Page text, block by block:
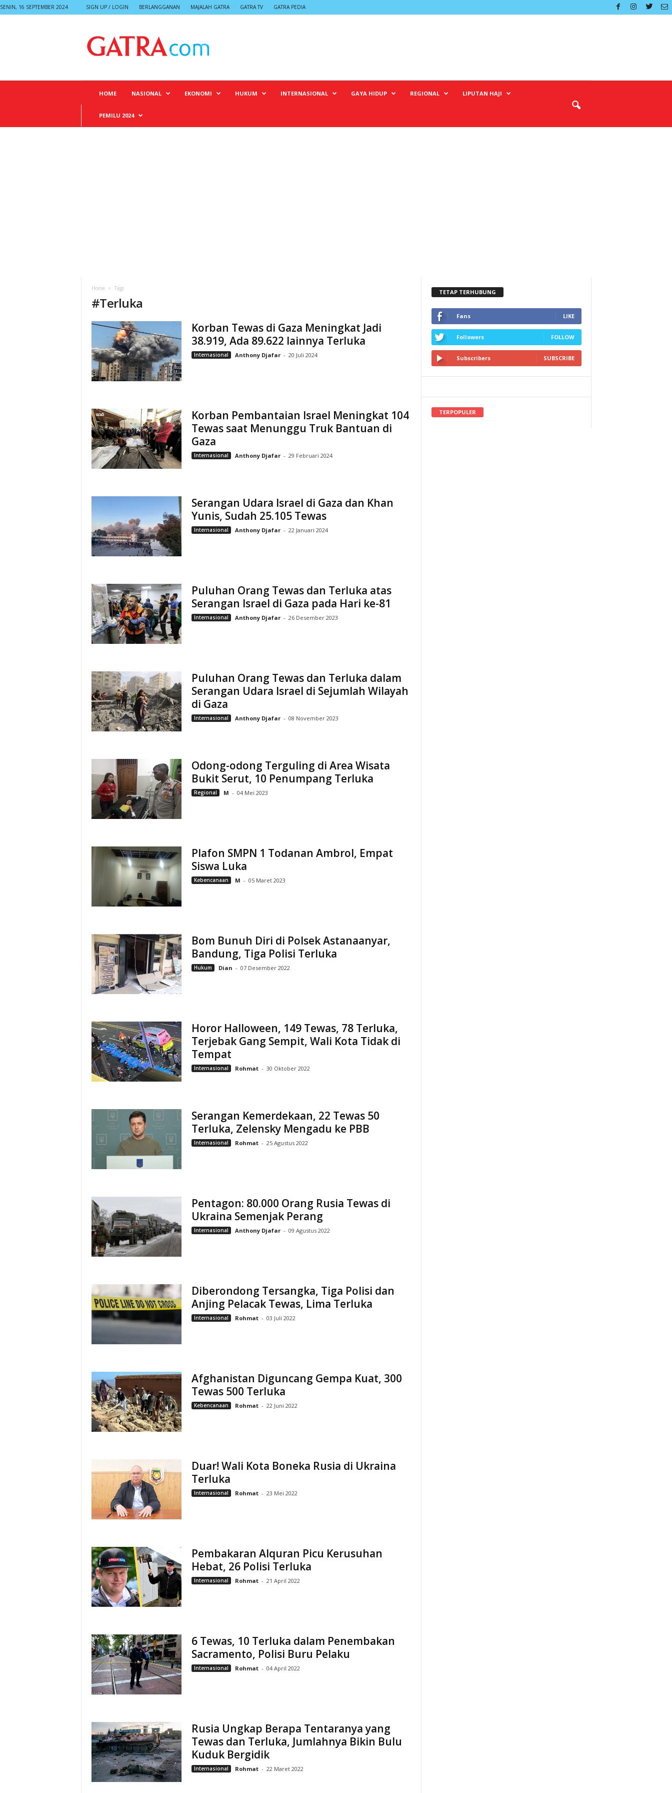
SENIN, 16 SEPTEMBER 2024 SIGN UP / LOGIN BERLANGGANAN MAJALAH GATRA GATRA TV GATRA PEDIA
HOME NASIONAL EKONOMI HUKUM INTERNASIONAL GAYA HIDUP REGIONAL LIPUTAN HAJI
PEMILU 2024
Home Tags
#Terluka
Korban Tewas di Gaza Meningkat Jadi
38.919, Ada 89.622 lainnya Terluka
Internasional Anthony Djafar - 20 Juli 2024
Korban Pembantaian Israel Meningkat 104
Tewas saat Menunggu Truk Bantuan di
Gaza
Internasional Anthony Djafar - 29 Februari 2024
Serangan Udara Israel di Gaza dan Khan
Yunis, Sudah 25.105 Tewas
Internasional Anthony Djafar - 22 Januari 2024
Puluhan Orang Tewas dan Terluka atas
Serangan Israel di Gaza pada Hari ke-81
Internasional Anthony Djafar - 26 Desember 2023
Puluhan Orang Tewas dan Terluka dalam
Serangan Udara Israel di Sejumlah Wilayah
di Gaza
Internasional Anthony Djafar - 08 November 2023
Odong-odong Terguling di Area Wisata
Bukit Serut, 10 Penumpang Terluka
Regional M - 04 Mei 2023
Plafon SMPN 1 Todanan Ambrol, Empat
Siswa Luka
Kebencanaan M - 05 Maret 2023
Bom Bunuh Diri di Polsek Astanaanyar,
Bandung, Tiga Polisi Terluka
Hukum Dian - 07 Desember 2022
Horor Halloween, 149 Tewas, 78 Terluka,
Terjebak Gang Sempit, Wali Kota Tidak di
Tempat
Internasional Rohmat - 30 Oktober 2022
Serangan Kemerdekaan, 22 Tewas 50
Terluka, Zelensky Mengadu ke PBB
Internasional Rohmat - 25 Agustus 2022
Pentagon: 80.000 Orang Rusia Tewas di
Ukraina Semenjak Perang
Internasional Anthony Djafar - 09 Agustus 2022
Diberondong Tersangka, Tiga Polisi dan
Anjing Pelacak Tewas, Lima Terluka
Internasional Rohmat - 03 Juli 2022
Afghanistan Diguncang Gempa Kuat, 300
Tewas 500 Terluka
Kebencanaan Rohmat - 22 Juni 2022
Duar! Wali Kota Boneka Rusia di Ukraina
Terluka
Internasional Rohmat - 23 Mei 2022
Pembakaran Alquran Picu Kerusuhan
Hebat, 26 Polisi Terluka
Internasional Rohmat - 21 April 2022
6 Tewas, 10 Terluka dalam Penembakan
Sacramento, Polisi Buru Pelaku
Internasional Rohmat - 04 April 2022
Rusia Ungkap Berapa Tentaranya yang
Tewas dan Terluka, Jumlahnya Bikin Bulu
Kuduk Bergidik
Internasional Rohmat - 22 Maret 2022
TETAP TERHUBUNG
Fans LIKE
Followers FOLLOW
Subscribers SUBSCRIBE
TERPOPULER